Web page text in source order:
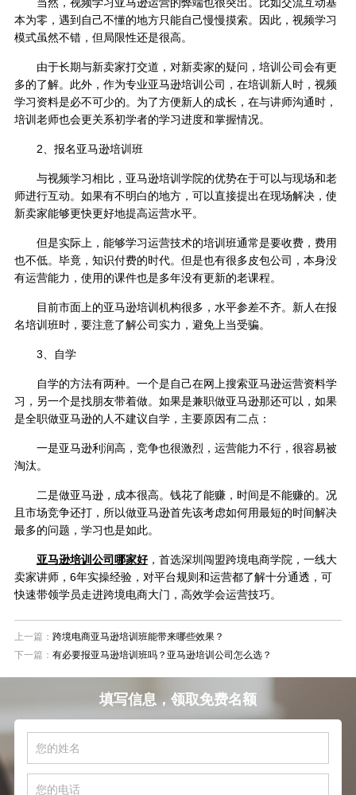
当然，视频学习亚马逊运营的弊端也很突出。比如交流互动基
本为零，遇到自己不懂的地方只能自己慢慢摸索。因此，视频学习
模式虽然不错，但局限性还是很高。
由于长期与新卖家打交道，对新卖家的疑问，培训公司会有更
多的了解。此外，作为专业亚马逊培训公司，在培训新人时，视频
学习资料是必不可少的。为了方便新人的成长，在与讲师沟通时，
培训老师也会更关系初学者的学习进度和掌握情况。
2、报名亚马逊培训班
与视频学习相比，亚马逊培训学院的优势在于可以与现场和老
师进行互动。如果有不明白的地方，可以直接提出在现场解决，使
新卖家能够更快更好地提高运营水平。
但是实际上，能够学习运营技术的培训班通常是要收费，费用
也不低。毕竟，知识付费的时代。但是也有很多皮包公司，本身没
有运营能力，使用的课件也是多年没有更新的老课程。
目前市面上的亚马逊培训机构很多，水平参差不齐。新人在报
名培训班时，要注意了解公司实力，避免上当受骗。
3、自学
自学的方法有两种。一个是自己在网上搜索亚马逊运营资料学
习，另一个是找朋友带着做。如果是兼职做亚马逊那还可以，如果
是全职做亚马逊的人不建议自学，主要原因有二点：
一是亚马逊利润高，竞争也很激烈，运营能力不行，很容易被
淘汰。
二是做亚马逊，成本很高。钱花了能赚，时间是不能赚的。况
且市场竞争还打，所以做亚马逊首先该考虑如何用最短的时间解决
最多的问题，学习也是如此。
亚马逊培训公司哪家好，首选深圳闯盟跨境电商学院，一线大
卖家讲师，6年实操经验，对平台规则和运营都了解十分通透，可
快速带领学员走进跨境电商大门，高效学会运营技巧。
上一篇： 跨境电商亚马逊培训班能带来哪些效果？
下一篇： 有必要报亚马逊培训班吗？亚马逊培训公司怎么选？
填写信息，领取免费名额